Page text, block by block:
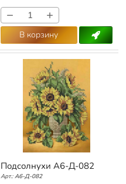
− +
В корзину
Подсолнухи А6-Д-082
Арт.: А6-Д-082